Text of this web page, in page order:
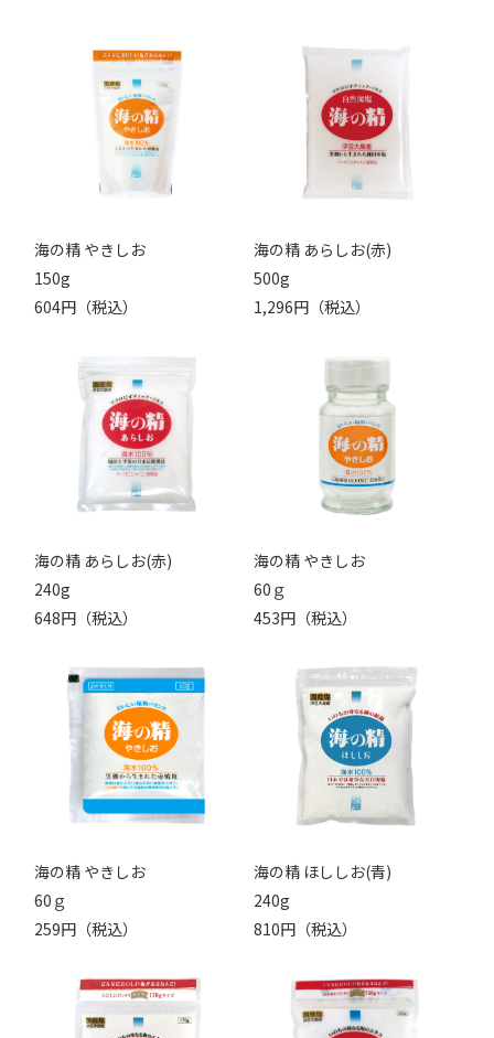
海の精 やきしお
150g
604円（税込）
海の精 あらしお(赤)
500g
1,296円（税込）
海の精 あらしお(赤)
240g
648円（税込）
海の精 やきしお
60ｇ
453円（税込）
海の精 やきしお
60ｇ
259円（税込）
海の精 ほししお(青)
240g
810円（税込）